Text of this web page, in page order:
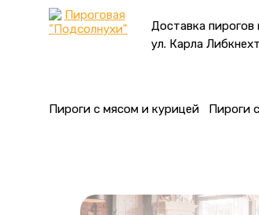
Доставка пирогов
ул. Карла
Пироги с мясом и курицей Пироги